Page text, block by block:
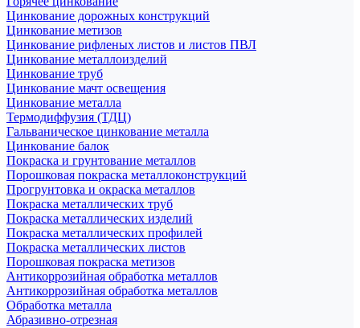
Цинкование дорожных конструкций
Цинкование метизов
Цинкование рифленых листов и листов ПВЛ
Цинкование металлоизделий
Цинкование труб
Цинкование мачт освещения
Цинкование металла
Термодиффузия (ТДЦ)
Гальваническое цинкование металла
Цинкование балок
Покраска и грунтование металлов
Порошковая покраска металлоконструкций
Прогрунтовка и окраска металлов
Покраска металлических труб
Покраска металлических изделий
Покраска металлических профилей
Покраска металлических листов
Порошковая покраска метизов
Антикоррозийная обработка металлов
Антикоррозийная обработка металлов
Обработка металла
Абразивно-отрезная